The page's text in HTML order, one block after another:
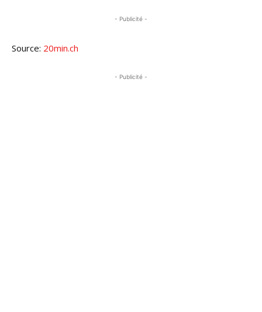
- Publicité -
Source: 20min.ch
- Publicité -